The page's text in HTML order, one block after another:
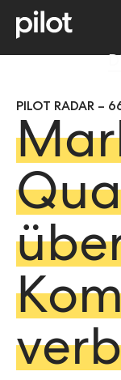
PILOT RADAR –